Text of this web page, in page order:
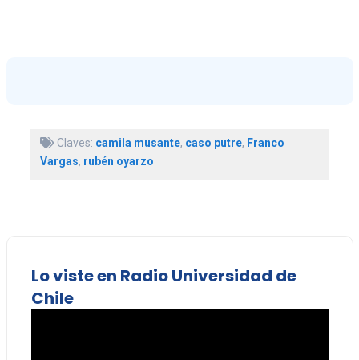
Claves: camila musante, caso putre, Franco
Vargas, rubén oyarzo
Lo viste en Radio Universidad de
Chile